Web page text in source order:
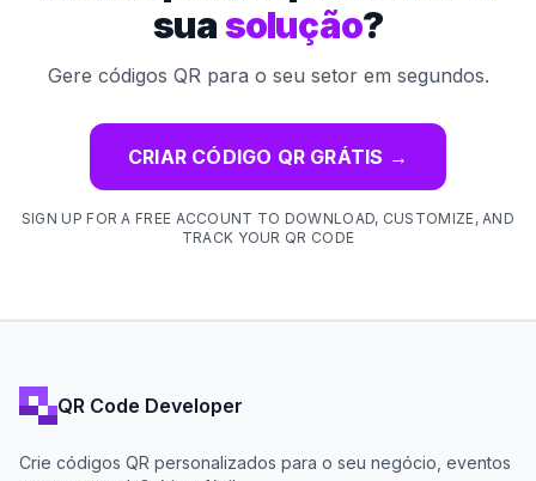
suasolução?
Gere códigos QR para o seu setor em segundos.
CRIAR CÓDIGO QR GRÁTIS →
SIGN UP FOR A FREE ACCOUNT TO DOWNLOAD, CUSTOMIZE, AND
TRACK YOUR QR CODE
QR Code Developer
Crie códigos QR personalizados para o seu negócio, eventos